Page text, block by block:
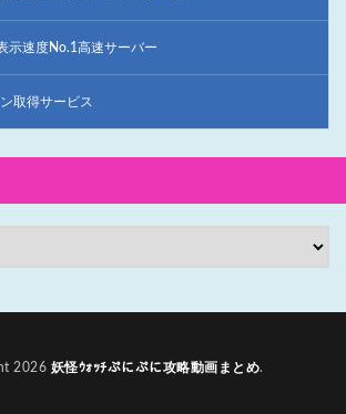
示速度No.1高速サーバー
取得サービス
2026 妖怪ｳｫｯﾁぷにぷに攻略動画まとめ.